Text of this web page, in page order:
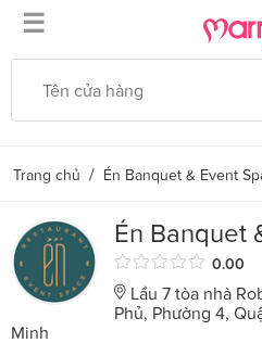
☰
Trang chủ / Én Banquet & Event
Én Banquet
0.00
Lầu 7 tòa nhà
Phủ, Phường 4,
Minh